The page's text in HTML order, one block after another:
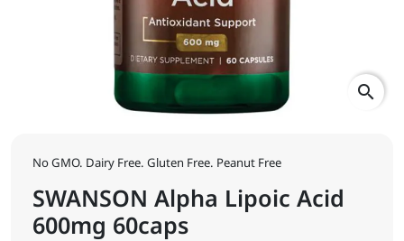
search
No GMO. Dairy Free. Gluten Free. Peanut Free
SWANSON Alpha Lipoic Acid
600mg 60caps